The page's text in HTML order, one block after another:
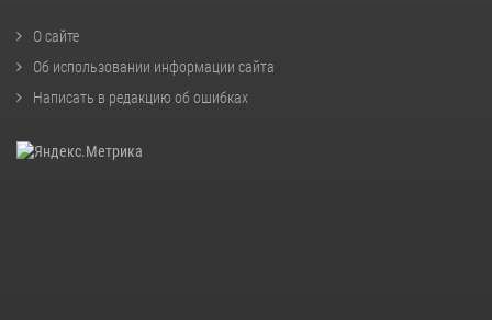
О сайте
Об использовании информации сайта
Написать в редакцию об ошибках